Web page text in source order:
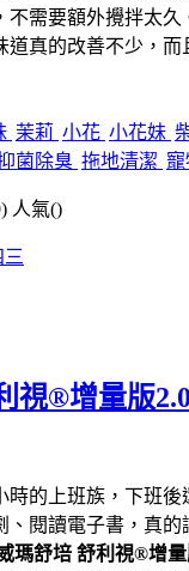
需要額外攪拌太久
真的改善不少，
茉莉 小花 小花妹
菌除臭 拖地清潔 寵
人氣()
視®增量版
時的上班族，下班
、閱讀電子書，真
瑪舒培 舒利視®增量